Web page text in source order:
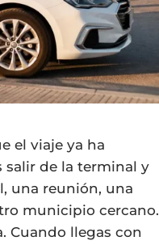
el viaje ya ha
de la terminal y
una reunión, una
municipio cercano.
Cuando llegas con